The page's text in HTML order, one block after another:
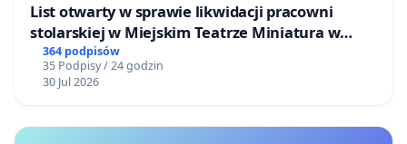
List otwarty w sprawie likwidacji pracowni
stolarskiej w Miejskim Teatrze Miniatura w
Gdańsku
364 podpisów
35 Podpisy / 24 godzin
30 Jul 2026